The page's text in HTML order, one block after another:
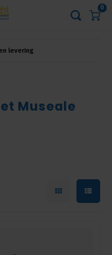
0
levering
Museale